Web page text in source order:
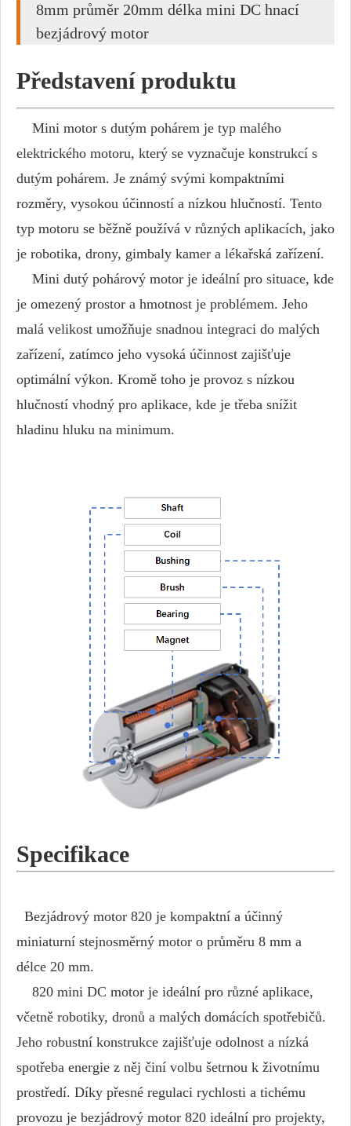
8mm průměr 20mm délka mini DC hnací
bezjádrový motor
Představení produktu
Mini motor s dutým pohárem je typ malého
elektrického motoru, který se vyznačuje konstrukcí s
dutým pohárem. Je známý svými kompaktními
rozměry, vysokou účinností a nízkou hlučností. Tento
typ motoru se běžně používá v různých aplikacích, jako
je robotika, drony, gimbaly kamer a lékařská zařízení.
Mini dutý pohárový motor je ideální pro situace, kde
je omezený prostor a hmotnost je problémem. Jeho
malá velikost umožňuje snadnou integraci do malých
zařízení, zatímco jeho vysoká účinnost zajišťuje
optimální výkon. Kromě toho je provoz s nízkou
hlučností vhodný pro aplikace, kde je třeba snížit
hladinu hluku na minimum.
Specifikace
Bezjádrový motor 820 je kompaktní a účinný
miniaturní stejnosměrný motor o průměru 8 mm a
délce 20 mm.
820 mini DC motor je ideální pro různé aplikace,
včetně robotiky, dronů a malých domácích spotřebičů.
Jeho robustní konstrukce zajišťuje odolnost a nízká
spotřeba energie z něj činí volbu šetrnou k životnímu
prostředí. Díky přesné regulaci rychlosti a tichému
provozu je bezjádrový motor 820 ideální pro projekty,